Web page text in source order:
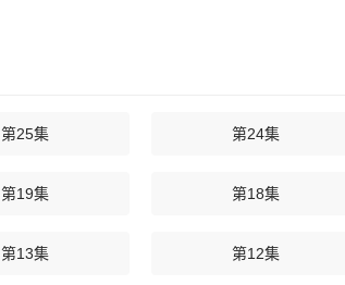
第25集 第24集
第19集 第18集
第13集 第12集